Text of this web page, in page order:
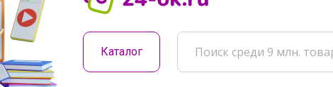
Каталог